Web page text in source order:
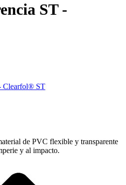
ST -
Clearfol® ST
de PVC flexible y transparente
y al impacto.